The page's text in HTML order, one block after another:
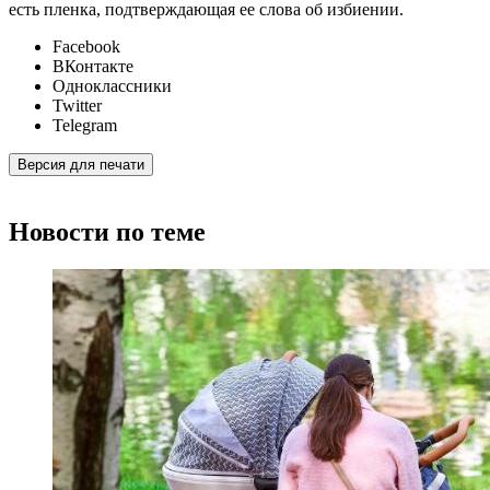
есть пленка, подтверждающая ее слова об избиении.
Facebook
ВКонтакте
Одноклассники
Twitter
Telegram
Версия для печати
Новости по теме